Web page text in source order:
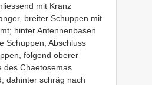
mit Kranz
breiter Schuppen mit
hinter Antennenbasen
Schuppen; Abschluss
folgend oberer
des Chaetosemas
dahinter schräg nach